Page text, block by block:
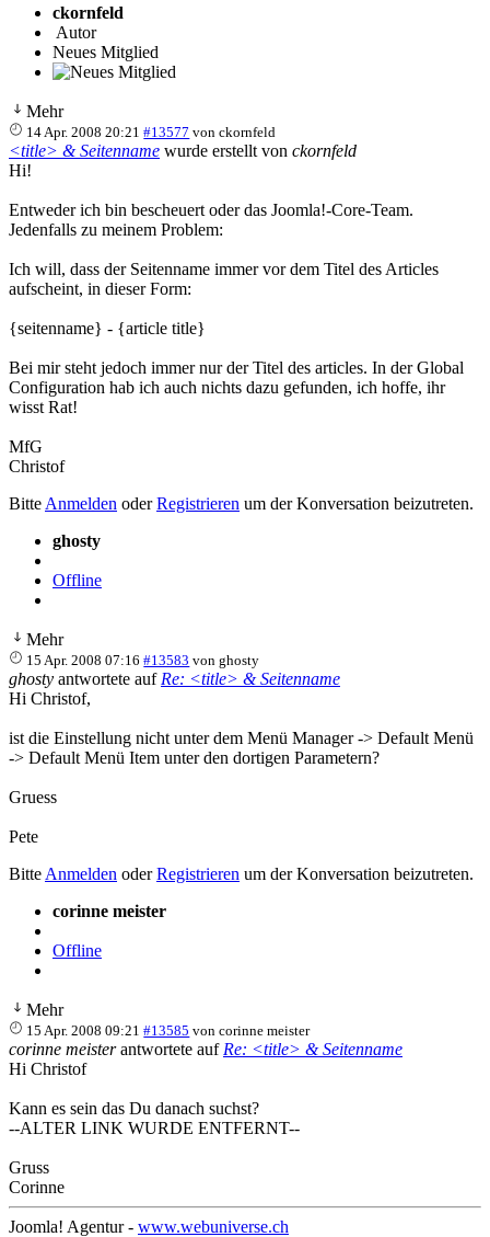
ckornfeld
Autor
Neues Mitglied
Mehr
14 Apr. 2008 20:21 #13577 vonckornfeld
<title> & Seitenname wurde erstellt von ckornfeld
Hi!
Entweder ich bin bescheuert oder das Joomla!-Core-Team.
Jedenfalls zu meinem Problem:
Ich will, dass der Seitenname immer vor dem Titel des Articles
aufscheint, in dieser Form:
{seitenname} - {article title}
Bei mir steht jedoch immer nur der Titel des articles. In der Global
Configuration hab ich auch nichts dazu gefunden, ich hoffe, ihr
wisst Rat!
MfG
Christof
Bitte Anmelden oderRegistrieren um der Konversation beizutreten.
ghosty
Offline
Mehr
15 Apr. 2008 07:16 #13583 vonghosty
ghosty antwortete auf Re: <title> & Seitenname
Hi Christof,
ist die Einstellung nicht unter dem Menü Manager -> Default Menü
-> Default Menü Item unter den dortigen Parametern?
Gruess
Pete
Bitte Anmelden oderRegistrieren um der Konversation beizutreten.
corinne meister
Offline
Mehr
15 Apr. 2008 09:21 #13585 voncorinne meister
corinne meisterantwortete auf Re: <title> & Seitenname
Hi Christof
Kann es sein das Du danach suchst?
--ALTER LINK WURDE ENTFERNT--
Gruss
Corinne
Joomla! Agentur - www.webuniverse.ch